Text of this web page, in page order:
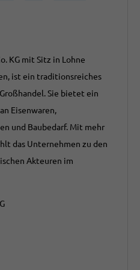
KG mit Sitz in Lohne
ist ein traditionsreiches
Sie bietet ein
Eisenwaren,
und Baubedarf. Mit mehr
das Unternehmen zu den
Akteuren im